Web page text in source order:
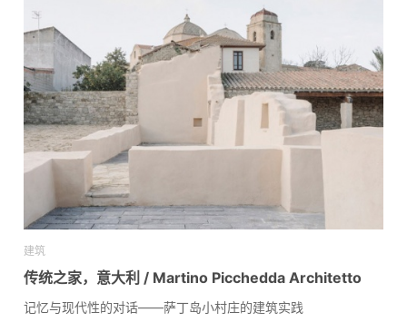
建筑
传统之家，意大利 / Martino Picchedda Architetto
记忆与现代性的对话——萨丁岛小村庄的建筑实践